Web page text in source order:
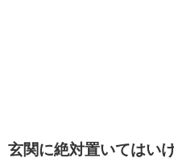
玄関に絶対置いてはい